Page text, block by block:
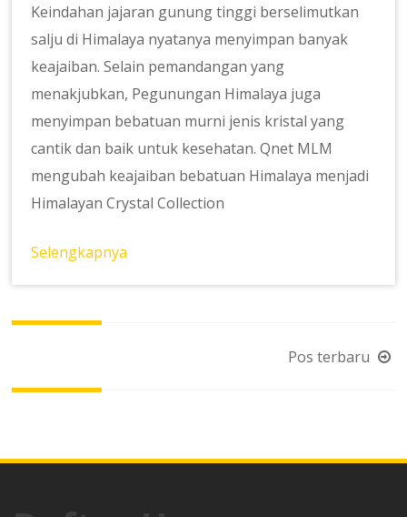
Keindahan jajaran gunung tinggi berselimutkan
salju di Himalaya nyatanya menyimpan banyak
keajaiban. Selain pemandangan yang
menakjubkan, Pegunungan Himalaya juga
menyimpan bebatuan murni jenis kristal yang
cantik dan baik untuk kesehatan. Qnet MLM
mengubah keajaiban bebatuan Himalaya menjadi
Himalayan Crystal Collection
Selengkapnya
pos
Pos terbaru